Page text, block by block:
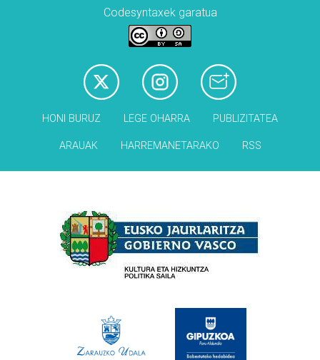
Codesyntaxek garatua
HONI BURUZ LEGE OHARRA PUBLIZITATEA
ARAUAK HARREMANETARAKO RSS